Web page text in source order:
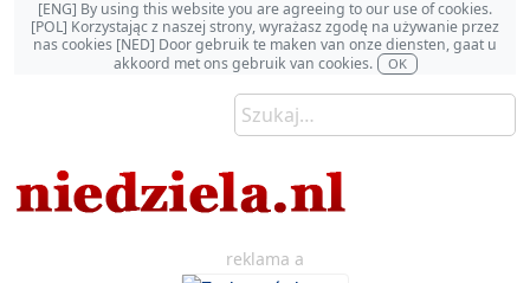
[ENG] By using this website you are agreeing to our use of cookies.
[POL] Korzystając z naszej strony, wyrażasz zgodę na używanie przez
nas cookies [NED] Door gebruik te maken van onze diensten, gaat u
akkoord met ons gebruik van cookies.
OK
reklama a